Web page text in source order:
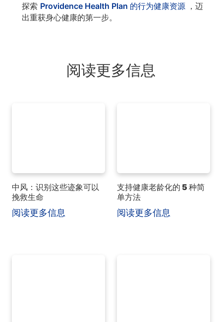
探索 Providence Health Plan 的行为健康资源 ，迈
出重获身心健康的第一步。
阅读更多信息
中风：识别这些迹象可以
挽救生命
阅读更多信息
支持健康老龄化的 5 种简
单方法
阅读更多信息